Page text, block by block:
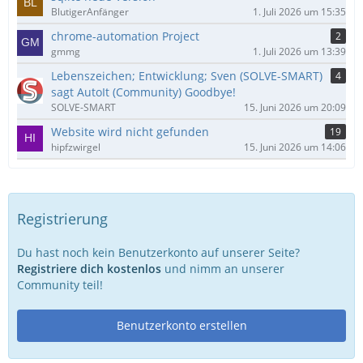
BlutigerAnfänger 1. Juli 2026 um 15:35
chrome-automation Project
2
gmmg
1. Juli 2026 um 13:39
Lebenszeichen; Entwicklung; Sven (SOLVE-SMART)
sagt AutoIt (Community) Goodbye!
4
SOLVE-SMART 15. Juni 2026 um 20:09
Website wird nicht gefunden
19
hipfzwirgel
15. Juni 2026 um 14:06
Registrierung
Du hast noch kein Benutzerkonto auf unserer Seite?
Registriere dich kostenlos und nimm an unserer
Community teil!
Benutzerkonto erstellen